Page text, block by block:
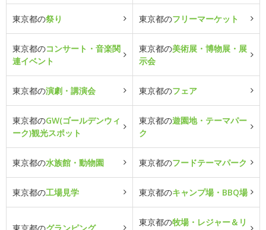
東京都の祭り 東京都のフリーマーケット
東京都のコンサート・音楽関
連イベント
東京都の美術展・博物展・展
示会
東京都の演劇・講演会 東京都のフェア
東京都のGW(ゴールデンウィ
ーク)観光スポット
東京都の遊園地・テーマパー
ク
東京都の水族館・動物園 東京都のフードテーマパーク
東京都の工場見学 東京都のキャンプ場・BBQ場
東京都のグランピング
東京都の牧場・レジャー＆リ